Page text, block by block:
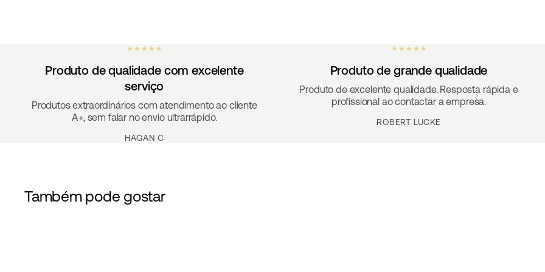
★ ★ ★ ★ ★
Produto de qualidade com excelente
serviço
Produtos extraordinários com atendimento ao cliente
A+, sem falar no envio ultrarrápido.
HAGAN C
★ ★ ★ ★ ★
Produto de grande qualidade
Produto de excelente qualidade. Resposta rápida e
profissional ao contactar a empresa.
ROBERT LUCKE
Também pode gostar